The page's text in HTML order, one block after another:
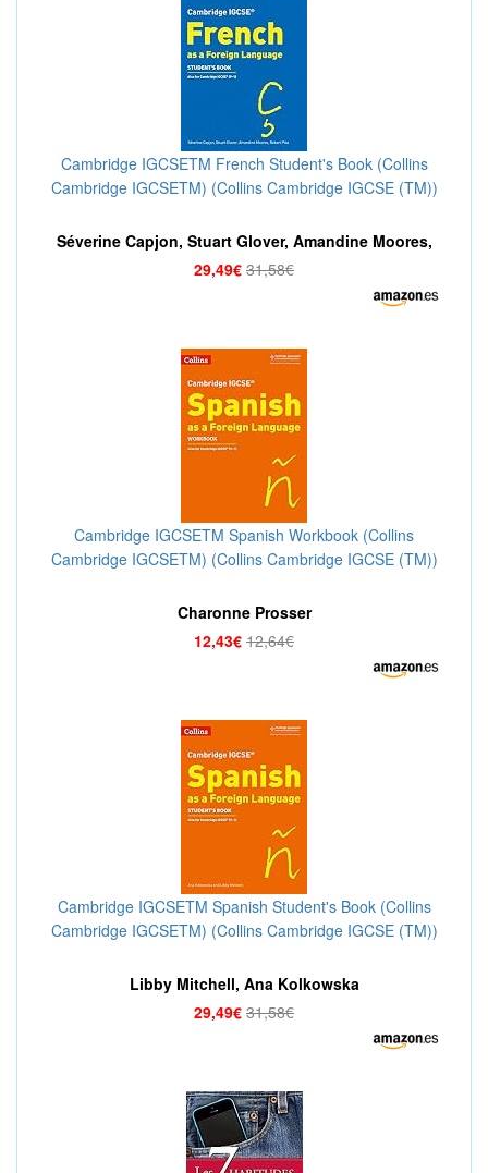
Cambridge IGCSETM French Student's Book (Collins
Cambridge IGCSETM) (Collins Cambridge IGCSE (TM))
Séverine Capjon, Stuart Glover, Amandine Moores,
Robert Pike
29,49€ 31,58€
Cambridge IGCSETM Spanish Workbook (Collins
Cambridge IGCSETM) (Collins Cambridge IGCSE (TM))
Charonne Prosser
12,43€ 12,64€
Cambridge IGCSETM Spanish Student's Book (Collins
Cambridge IGCSETM) (Collins Cambridge IGCSE (TM))
Libby Mitchell, Ana Kolkowska
29,49€ 31,58€